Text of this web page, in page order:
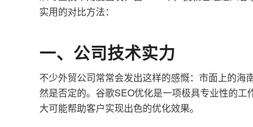
实用的对比方法：
一、公司技术实力
不少外贸公司常常会发出这样的感慨：市面上的
然是否定的。谷歌SEO优化是一项极具专业性的
大可能帮助客户实现出色的优化效果。